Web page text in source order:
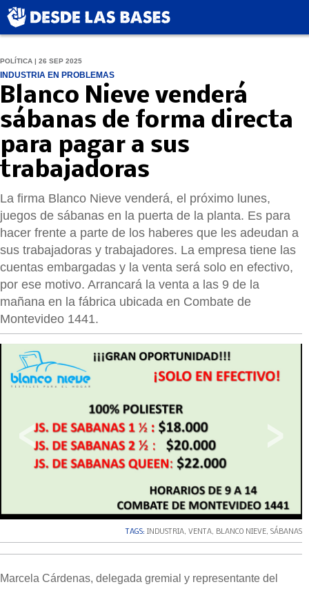
POLÍTICA | 26 SEP 2025
INDUSTRIA EN PROBLEMAS
Blanco Nieve venderá
sábanas de forma directa
para pagar a sus
trabajadoras
La firma Blanco Nieve venderá, el próximo lunes,
juegos de sábanas en la puerta de la planta. Es para
hacer frente a parte de los haberes que les adeudan a
sus trabajadoras y trabajadores. La empresa tiene las
cuentas embargadas y la venta será solo en efectivo,
por ese motivo. Arrancará la venta a las 9 de la
mañana en la fábrica ubicada en Combate de
Montevideo 1441.
‹
TAGS: INDUSTRIA, VENTA, BLANCO NIEVE, SÁBANAS
Marcela Cárdenas, delegada gremial y representante del